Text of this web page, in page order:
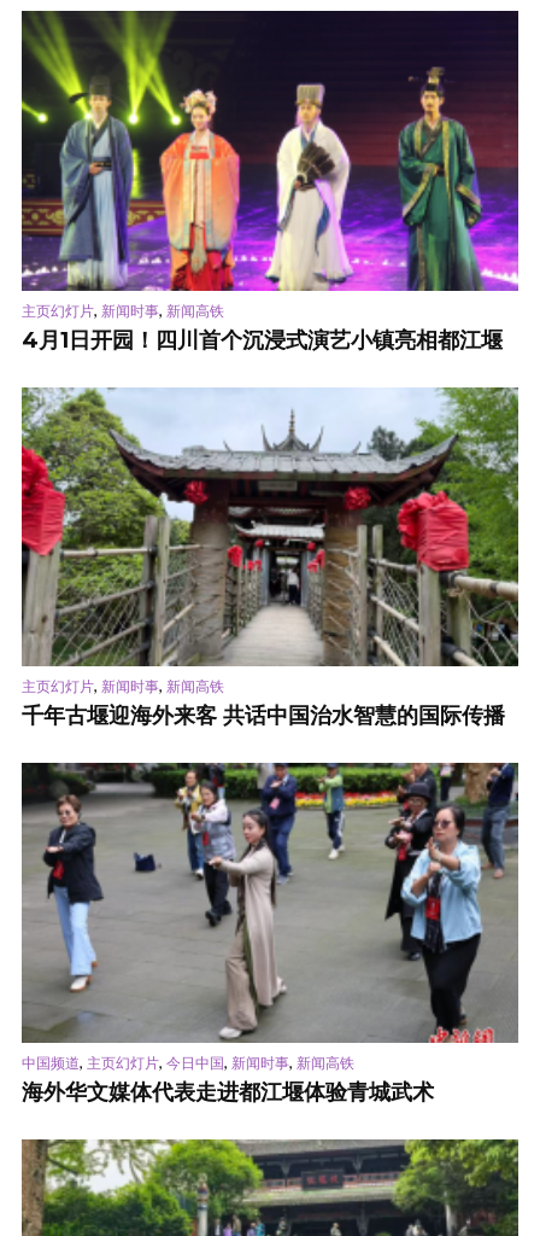
主页幻灯片, 新闻时事, 新闻高铁
4月1日开园！四川首个沉浸式演艺小镇亮相都江堰
主页幻灯片, 新闻时事, 新闻高铁
千年古堰迎海外来客 共话中国治水智慧的国际传播
中国频道, 主页幻灯片, 今日中国, 新闻时事, 新闻高铁
海外华文媒体代表走进都江堰体验青城武术